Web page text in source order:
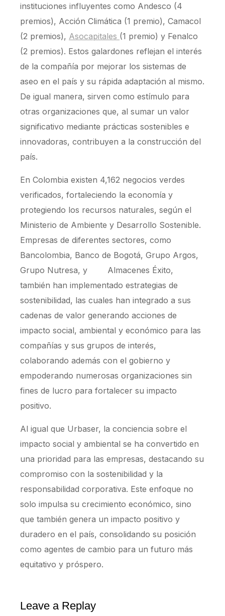
instituciones influyentes como Andesco (4
premios), Acción Climática (1 premio), Camacol
(2 premios), Asocapitales (1 premio) y Fenalco
(2 premios). Estos galardones reflejan el interés
de la compañía por mejorar los sistemas de
aseo en el país y su rápida adaptación al mismo.
De igual manera, sirven como estímulo para
otras organizaciones que, al sumar un valor
significativo mediante prácticas sostenibles e
innovadoras, contribuyen a la construcción del
país.
En Colombia existen 4,162 negocios verdes
verificados, fortaleciendo la economía y
protegiendo los recursos naturales, según el
Ministerio de Ambiente y Desarrollo Sostenible.
Empresas de diferentes sectores, como
Bancolombia, Banco de Bogotá, Grupo Argos,
Grupo Nutresa, y Almacenes Éxito,
también han implementado estrategias de
sostenibilidad, las cuales han integrado a sus
cadenas de valor generando acciones de
impacto social, ambiental y económico para las
compañías y sus grupos de interés,
colaborando además con el gobierno y
empoderando numerosas organizaciones sin
fines de lucro para fortalecer su impacto
positivo.
Al igual que Urbaser, la conciencia sobre el
impacto social y ambiental se ha convertido en
una prioridad para las empresas, destacando su
compromiso con la sostenibilidad y la
responsabilidad corporativa. Este enfoque no
solo impulsa su crecimiento económico, sino
que también genera un impacto positivo y
duradero en el país, consolidando su posición
como agentes de cambio para un futuro más
equitativo y próspero.
Leave a Replay